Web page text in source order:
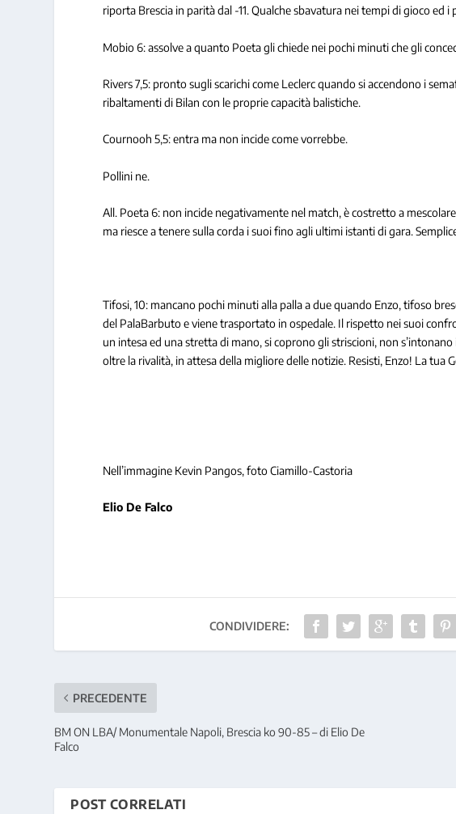
riporta Brescia in parità dal -11. Qualche sbavatura nei tempi di gioco ed
Mobio 6: assolve a quanto Poeta gli chiede nei pochi minuti che gli
Rivers 7,5: pronto sugli scarichi come Leclerc quando si accendono i
ribaltamenti di Bilan con le proprie capacità balistiche.
Cournooh 5,5: entra ma non incide come vorrebbe.
Pollini ne.
All. Poeta 6: non incide negativamente nel match, è costretto a
ma riesce a tenere sulla corda i suoi fino agli ultimi istanti di gara.
Tifosi, 10: mancano pochi minuti alla palla a due quando Enzo, tifoso
del PalaBarbuto e viene trasportato in ospedale. Il rispetto nei suoi
un intesa ed una stretta di mano, si coprono gli striscioni, non
oltre la rivalità, in attesa della migliore delle notizie. Resisti, Enzo! La tua
Nell’immagine Kevin Pangos, foto Ciamillo-Castoria
Elio De Falco
CONDIVIDERE:
PRECEDENTE
BM ON LBA/ Monumentale Napoli, Brescia ko 90-85 – di Elio De
Falco
POST CORRELATI